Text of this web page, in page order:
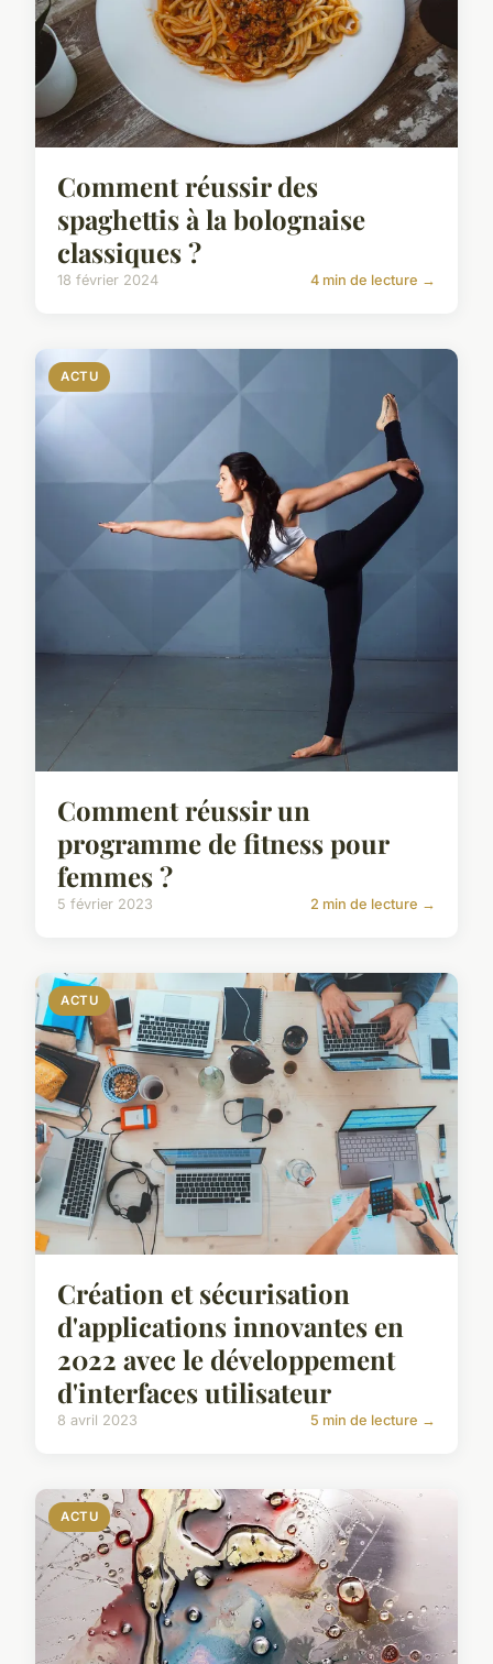
Comment réussir des
spaghettis à la bolognaise
classiques ?
18 février 2024 4 min de lecture →
ACTU
Comment réussir un
programme de fitness pour
femmes ?
5 février 2023 2 min de lecture →
ACTU
Création et sécurisation
d'applications innovantes en
2022 avec le développement
d'interfaces utilisateur
8 avril 2023 5 min de lecture →
ACTU